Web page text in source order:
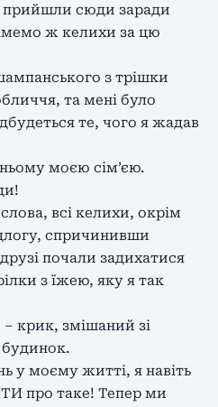
прийшли сюди заради
ж келихи за цю
з трішки
та мені було
те, чого я жадав
моєю сім’єю.
всі келихи, окрім
спричинивши
почали задихатися
з їжею, яку я так
змішаний зі
будинок.
у моєму житті, я навіть
про таке! Тепер ми